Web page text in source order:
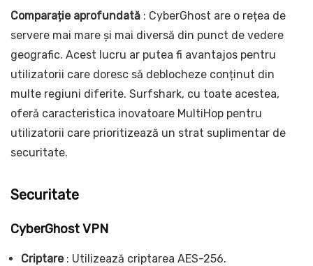
Comparație aprofundată : CyberGhost are o rețea de
servere mai mare și mai diversă din punct de vedere
geografic. Acest lucru ar putea fi avantajos pentru
utilizatorii care doresc să deblocheze conținut din
multe regiuni diferite. Surfshark, cu toate acestea,
oferă caracteristica inovatoare MultiHop pentru
utilizatorii care prioritizează un strat suplimentar de
securitate.
Securitate
CyberGhost VPN
Criptare: Utilizează criptarea AES-256.